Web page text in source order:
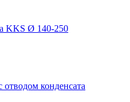
KKS Ø 140-250
конденсата